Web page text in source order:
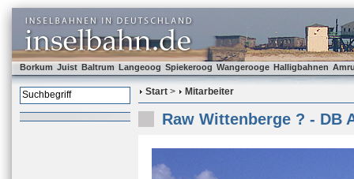
Borkum Juist Baltrum Langeoog Spiekeroog Wangerooge Halligbahnen
Start > Mitarbeiter
Raw Wittenberge ? - DB